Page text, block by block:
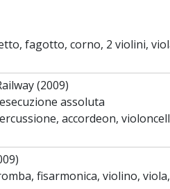
fagotto, corno, 2 violini,
(2009)
assoluta
accordeon,
fisarmonica, violino,